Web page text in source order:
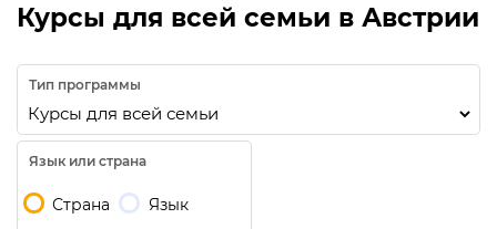
Курсы для всей семьи в Австрии
Тип программы
Язык или страна
Страна Язык